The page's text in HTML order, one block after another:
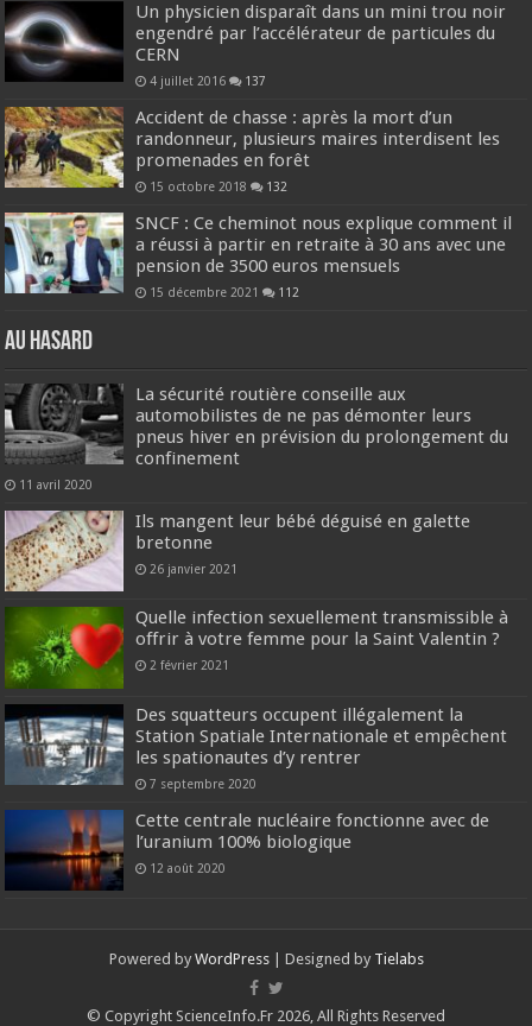
Un physicien disparaît dans un mini trou noir
engendré par l’accélérateur de particules du
CERN
4 juillet 2016 137
Accident de chasse : après la mort d’un
randonneur, plusieurs maires interdisent les
promenades en forêt
15 octobre 2018 132
SNCF : Ce cheminot nous explique comment il
a réussi à partir en retraite à 30 ans avec une
pension de 3500 euros mensuels
15 décembre 2021 112
Au hasard
La sécurité routière conseille aux
automobilistes de ne pas démonter leurs
pneus hiver en prévision du prolongement du
confinement
11 avril 2020
Ils mangent leur bébé déguisé en galette
bretonne
26 janvier 2021
Quelle infection sexuellement transmissible à
offrir à votre femme pour la Saint Valentin ?
2 février 2021
Des squatteurs occupent illégalement la
Station Spatiale Internationale et empêchent
les spationautes d’y rentrer
7 septembre 2020
Cette centrale nucléaire fonctionne avec de
l’uranium 100% biologique
12 août 2020
Powered by WordPress| Designed by Tielabs
© Copyright ScienceInfo.Fr 2026, All Rights Reserved